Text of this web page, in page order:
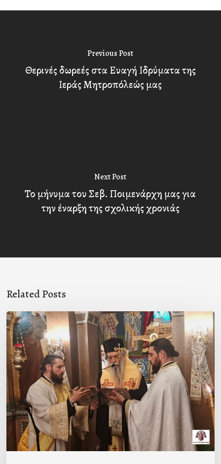
Previous Post
Θερινές δωρεές στα Ευαγή Ιδρύματα της
Ιεράς Μητροπόλεώς μας
Next Post
Το μήνυμα του Σεβ. Ποιμενάρχη μας για
την έναρξη της σχολικής χρονιάς
Related Posts
Ιερά
Παράκληση
στον
Ι.Ν.
Κοιμήσεως
της
Θεοτόκου
Μαγούλας